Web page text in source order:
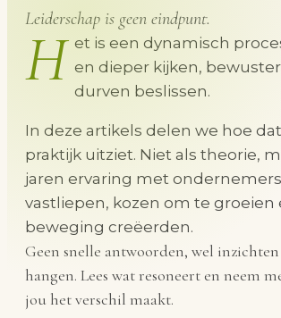
Leiderschap is geen eindpunt.
H et is een dynamisch
en dieper kijken,
durven beslissen.
In deze artikels delen we hoe
praktijk uitziet. Niet als theorie,
jaren ervaring met
vastliepen, kozen om te groeien
beweging creëerden.
Geen snelle antwoorden, wel
hangen. Lees wat resoneert en neem
jou het verschil maakt.